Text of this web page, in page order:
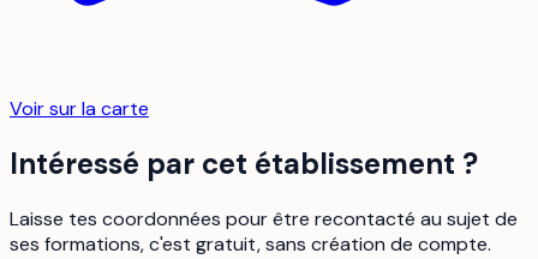
Voir sur la carte
Intéressé par cet établissement ?
Laisse tes coordonnées pour être recontacté au sujet de
ses formations, c'est gratuit, sans création de compte.